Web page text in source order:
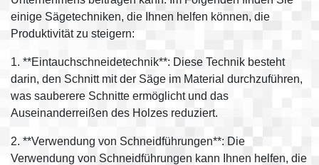
einige Sägetechniken, die Ihnen helfen können, die
Produktivität zu steigern:
1. **Eintauchschneidetechnik**: Diese Technik besteht
darin, den Schnitt mit der Säge im Material durchzuführen,
was sauberere Schnitte ermöglicht und das
Auseinanderreißen des Holzes reduziert.
2. **Verwendung von Schneidführungen**: Die
Verwendung von Schneidführungen kann Ihnen helfen, die